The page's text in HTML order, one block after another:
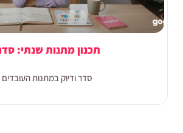
תכנון מתנות שנתי:
סדר ודיוק במתנות העובדים